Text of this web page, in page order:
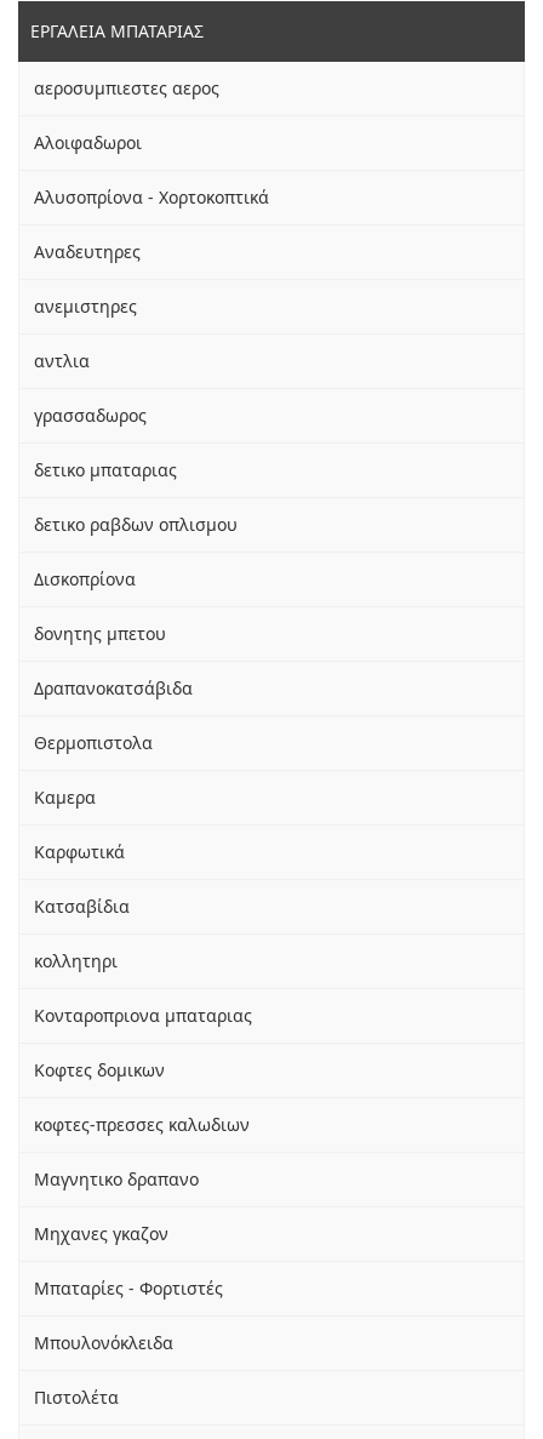
ΕΡΓΑΛΕΙΑ ΜΠΑΤΑΡΙΑΣ
αεροσυμπιεστες αερος
Αλοιφαδωροι
Αλυσοπρίονα - Χορτοκοπτικά
Αναδευτηρες
ανεμιστηρες
αντλια
γρασσαδωρος
δετικο μπαταριας
δετικο ραβδων οπλισμου
Δισκοπρίονα
δονητης μπετου
Δραπανοκατσάβιδα
Θερμοπιστολα
Καμερα
Καρφωτικά
Κατσαβίδια
κολλητηρι
Κονταροπριονα μπαταριας
Κοφτες δομικων
κοφτες-πρεσσες καλωδιων
Μαγνητικο δραπανο
Μηχανες γκαζον
Μπαταρίες - Φορτιστές
Μπουλονόκλειδα
Πιστολέτα